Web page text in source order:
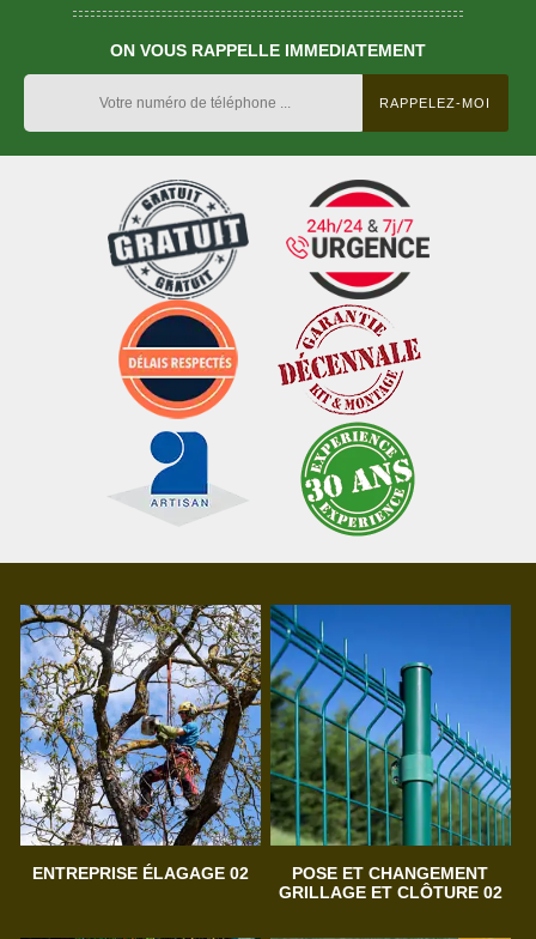
ON VOUS RAPPELLE IMMEDIATEMENT
ENTREPRISE ÉLAGAGE 02
POSE ET CHANGEMENT
GRILLAGE ET CLÔTURE 02